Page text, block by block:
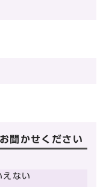
聞かせください
えない